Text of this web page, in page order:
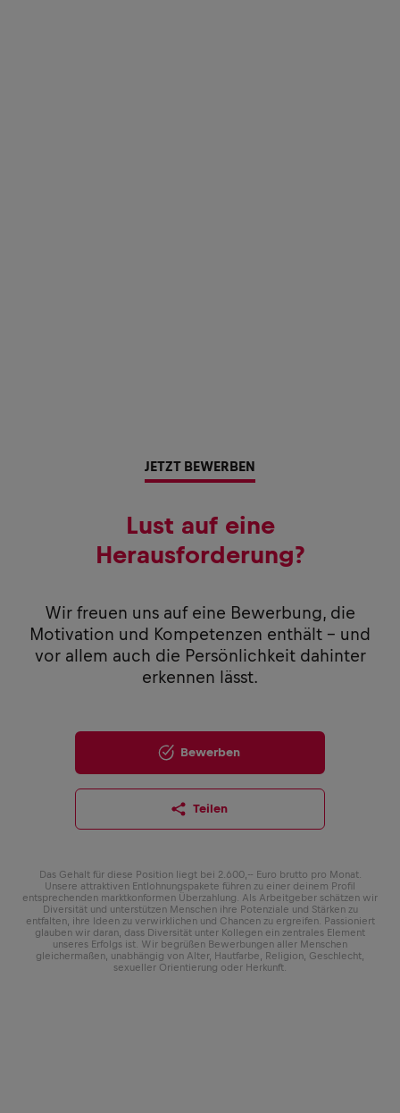
JETZT BEWERBEN
Lust auf eine
Herausforderung?
Wir freuen uns auf eine Bewerbung, die
Motivation und Kompetenzen enthält – und
vor allem auch die Persönlichkeit dahinter
erkennen lässt.
Bewerben
Teilen
Das Gehalt für diese Position liegt bei 2.600,-- Euro brutto pro Monat.
Unsere attraktiven Entlohnungspakete führen zu einer deinem Profil
entsprechenden marktkonformen Überzahlung. Als Arbeitgeber schätzen wir
Diversität und unterstützen Menschen ihre Potenziale und Stärken zu
entfalten, ihre Ideen zu verwirklichen und Chancen zu ergreifen. Passioniert
glauben wir daran, dass Diversität unter Kollegen ein zentrales Element
unseres Erfolgs ist. Wir begrüßen Bewerbungen aller Menschen
gleichermaßen, unabhängig von Alter, Hautfarbe, Religion, Geschlecht,
sexueller Orientierung oder Herkunft.